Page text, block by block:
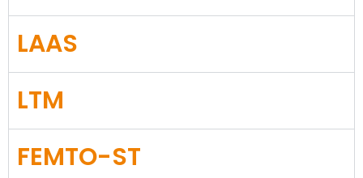
LAAS
LTM
FEMTO-ST